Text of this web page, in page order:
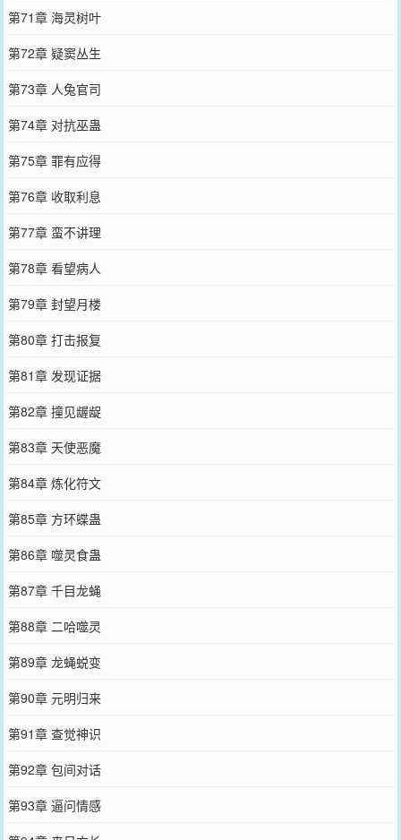
第71章 海灵树叶
第72章 疑窦丛生
第73章 人兔官司
第74章 对抗巫蛊
第75章 罪有应得
第76章 收取利息
第77章 蛮不讲理
第78章 看望病人
第79章 封望月楼
第80章 打击报复
第81章 发现证据
第82章 撞见龌龊
第83章 天使恶魔
第84章 炼化符文
第85章 方环蝶蛊
第86章 噬灵食蛊
第87章 千目龙蝇
第88章 二哈噬灵
第89章 龙蝇蜕变
第90章 元明归来
第91章 查觉神识
第92章 包间对话
第93章 逼问情感